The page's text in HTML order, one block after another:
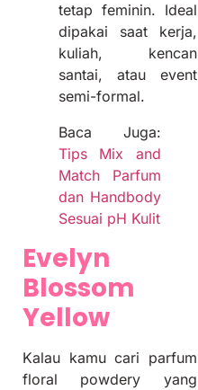
tetap feminin. Ideal
dipakai saat kerja,
kuliah, kencan
santai, atau event
semi-formal.
Baca Juga:
Tips Mix and
Match Parfum
dan Handbody
Sesuai pH Kulit
Evelyn
Blossom
Yellow
Kalau kamu cari parfum
floral powdery yang